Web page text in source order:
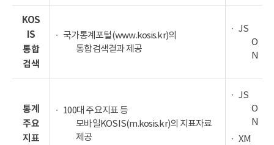
KOS
IS
통합
검색
국가통계포털(www.kosis.kr)의
통합검색결과 제공
JS
O
N
통계
주요
지표
100대 주요지표 등
모바일KOSIS(m.kosis.kr)의 지표자료
제공
JS
O
N
XM